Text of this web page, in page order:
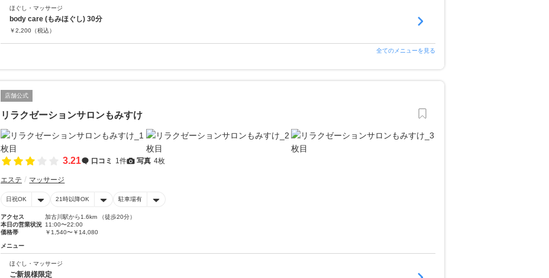
ほぐし・マッサージ
body care (もみほぐし) 30分
￥2,200 （税込）
全てのメニューを見る
店舗公式
リラクゼーションサロンもみすけ
3.21 口コミ 1件 写真 4枚
エステ マッサージ
日祝OK 21時以降OK 駐車場有
アクセス
加古川駅から1.6km （徒歩20分）
本日の営業状況 11:00〜22:00
価格帯
￥1,540〜￥14,080
メニュー
ほぐし・マッサージ
ご新規様限定